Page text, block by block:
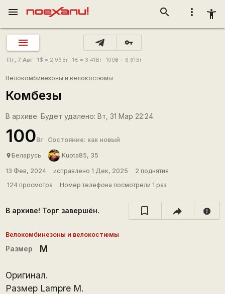
more_vert accessibility_new
search
menu
vpn_key
Пт, 7 Авг 1 $ = 2.96 Br 1€ = 3.41 Br 100₴ = 6.61 Br
Велокомбинезоны и велокостюмы
Комбезы
В архиве. Будет удалено: Вт, 31 Мар 22:24.
100Br Состояние: как новый
place Беларусь Kuota85, 35
13 Фев, 2024 исправлено 1 Дек, 2025
2 поднятия
124 просмотра
Номер телефона посмотрели 1 раз
В архиве! Торг завершён. report
Велокомбинезоны и велокостюмы
Размер M
Оригинал.
Размер Lampre M.